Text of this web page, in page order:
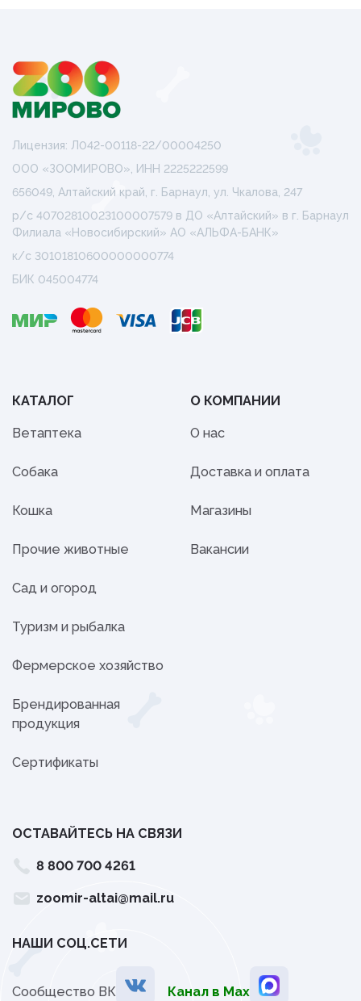
Лицензия: Л042-00118-22/00004250
ООО «ЗООМИРОВО», ИНН 2225222599
656049, Алтайский край, г. Барнаул, ул. Чкалова, 247
р/с 40702810023100007579 в ДО «Алтайский» в г. Барнаул
Филиала «Новосибирский» АО «АЛЬФА-БАНК»
к/с 30101810600000000774
БИК 045004774
КАТАЛОГ
Ветаптека
Собака
Кошка
Прочие животные
Сад и огород
Туризм и рыбалка
Фермерское хозяйство
Брендированная
продукция
Сертификаты
О КОМПАНИИ
О нас
Доставка и оплата
Магазины
Вакансии
ОСТАВАЙТЕСЬ НА СВЯЗИ
8 800 700 4261
zoomir-altai@mail.ru
НАШИ СОЦ.СЕТИ
Сообщество ВК Канал в Мах